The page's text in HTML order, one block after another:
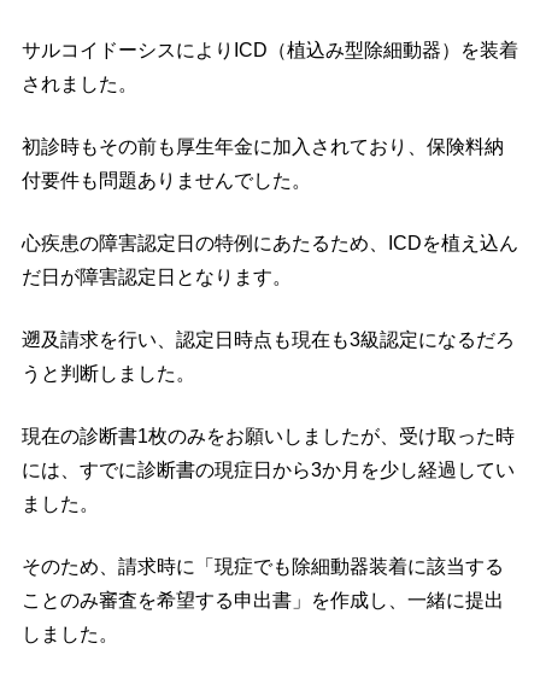
サルコイドーシスによりICD（植込み型除細動器）を装着
されました。
初診時もその前も厚生年金に加入されており、保険料納
付要件も問題ありませんでした。
心疾患の障害認定日の特例にあたるため、ICDを植え込ん
だ日が障害認定日となります。
遡及請求を行い、認定日時点も現在も3級認定になるだろ
うと判断しました。
現在の診断書1枚のみをお願いしましたが、受け取った時
には、すでに診断書の現症日から3か月を少し経過してい
ました。
そのため、請求時に「現症でも除細動器装着に該当する
ことのみ審査を希望する申出書」を作成し、一緒に提出
しました。